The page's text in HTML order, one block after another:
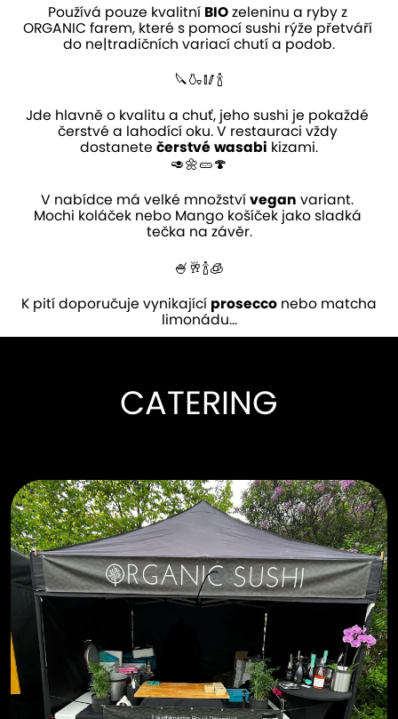
Používá pouze kvalitní BIO
zeleninu a ryby z
ORGANIC farem, které s pomocí sushi rýže přetváří
do ne|tradičních variací chutí a podob.
🔪🍶🥢🍾
čerstvé a lahodící oku. V restauraci vždy
dostanete čerstvéwasabi kizami.
🥑🌼🥒🍄
V nabídce má velké množství vegan
Mochi koláček nebo Mango košíček jako sladká
tečka na závěr.
🍧🥂🍾🧊
K pití doporučuje vynikající prosecco nebo matcha
limonádu...
CATERING